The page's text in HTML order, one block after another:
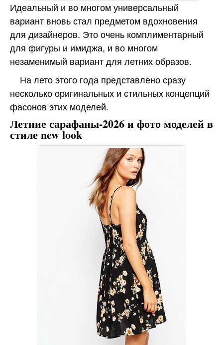
Идеальный и во многом универсальный
вариант вновь стал предметом вдохновения
для дизайнеров. Это очень комплиментарный
для фигуры и имиджа, и во многом
незаменимый вариант для летних образов.
На лето этого года представлено сразу
несколько оригинальных и стильных концепций
фасонов этих моделей.
Летние сарафаны-2026 и фото моделей в
стиле new look